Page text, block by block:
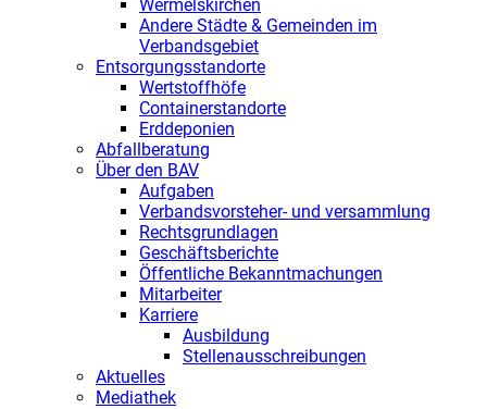
Wermelskirchen
Andere Städte & Gemeinden im
Verbandsgebiet
Entsorgungsstandorte
Wertstoffhöfe
Containerstandorte
Erddeponien
Abfallberatung
Über den BAV
Aufgaben
Verbandsvorsteher- und versammlung
Rechtsgrundlagen
Geschäftsberichte
Öffentliche Bekanntmachungen
Mitarbeiter
Karriere
Ausbildung
Stellenausschreibungen
Aktuelles
Mediathek